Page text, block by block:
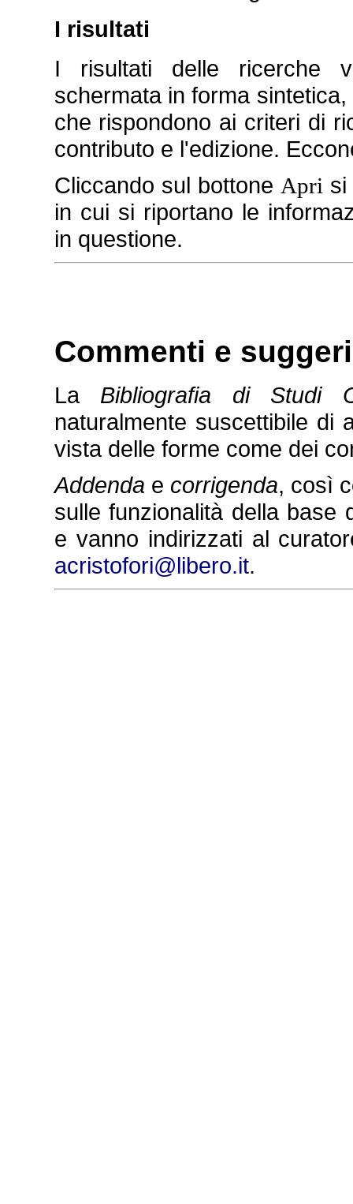
I risultati
I risultati delle ricerche
schermata in forma
che rispondono ai criteri di
contributo e l'edizione.
Cliccando sul bottone Apri si
in cui si riportano le
in questione.
Commenti e
La Bibliografia di Studi
naturalmente suscettibile di
vista delle forme come dei
Addenda e corrigenda, così
sulle funzionalità della base
e vanno indirizzati al
acristofori@libero.it.